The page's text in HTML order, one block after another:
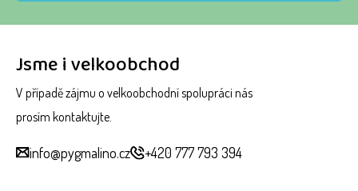
Jsme i velkoobchod
V případě zájmu o velkoobchodní spolupráci nás
prosím kontaktujte.
info@pygmalino.cz +420 777 793 394